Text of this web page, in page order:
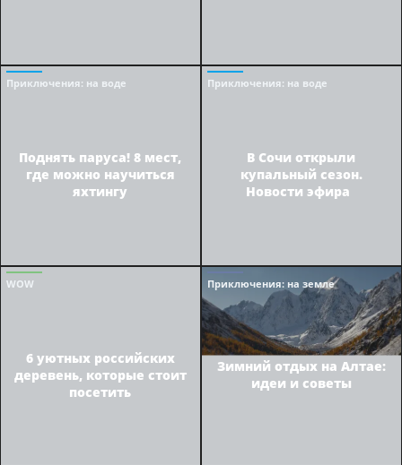
Приключения: на воде
Поднять паруса! 8 мест,
где можно научиться
яхтингу
Приключения: на воде
В Сочи открыли
купальный сезон.
Новости эфира
WOW
6 уютных российских
деревень, которые стоит
посетить
Приключения: на земле
Зимний отдых на Алтае:
идеи и советы